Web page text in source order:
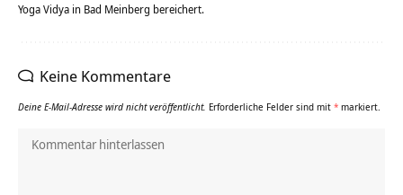
Yoga Vidya in Bad Meinberg bereichert.
Keine Kommentare
Deine E-Mail-Adresse wird nicht veröffentlicht. Erforderliche Felder sind mit * markiert.